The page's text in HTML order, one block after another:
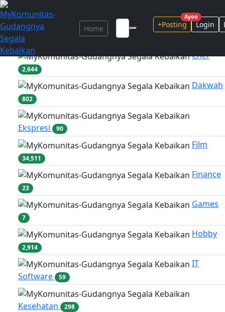
Home +Posting
Ayoo
Login
Adventure
Chef
2,644
Dakwah
802
Ekspresi 90
Film
34,511
Finance
23
Games
7
Hobby
2,914
IT
Software
59
Kesehatan 298